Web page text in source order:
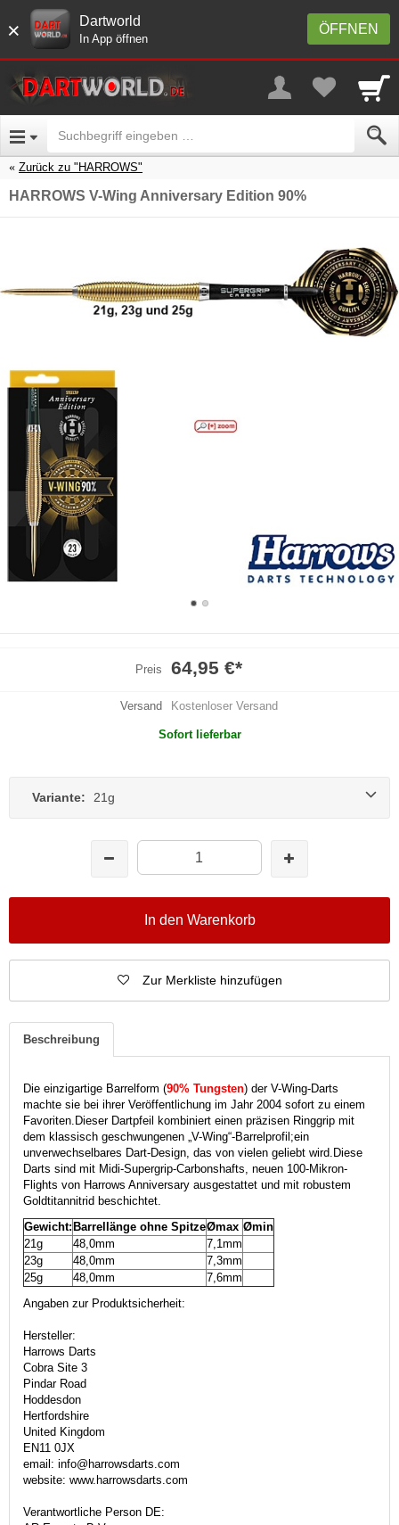
× ÖFFNEN
Dartworld
In App öffnen
Zurück zu "HARROWS"
HARROWS V-Wing Anniversary Edition 90%
Preis 64,95 €*
Versand Kostenloser Versand
Sofort lieferbar
Variante: 21g
In den Warenkorb
Zur Merkliste hinzufügen
Beschreibung
Die einzigartige Barrelform (90% Tungsten) der V-Wing-Darts
machte sie bei ihrer Veröffentlichung im Jahr 2004 sofort zu einem
Favoriten. Dieser Dartpfeil kombiniert einen präzisen Ringgrip mit
dem klassisch geschwungenen „V-Wing“-Barrelprofil;ein
unverwechselbares Dart-Design, das von vielen geliebt wird. Diese
Darts sind mit Midi-Supergrip-Carbonshafts, neuen 100-Mikron-
Flights von Harrows Anniversary ausgestattet und mit robustem
Goldtitannitrid beschichtet.
Gewicht:Barrellänge ohne SpitzeØmax Ømin
21g
48,0mm
7,1mm
23g
48,0mm
7,3mm
25g
48,0mm
7,6mm
Angaben zur Produktsicherheit:
Hersteller:
Harrows Darts
Cobra Site 3
Pindar Road
Hoddesdon
Hertfordshire
United Kingdom
EN11 0JX
email: info@harrowsdarts.com
website: www.harrowsdarts.com
Verantwortliche Person DE: